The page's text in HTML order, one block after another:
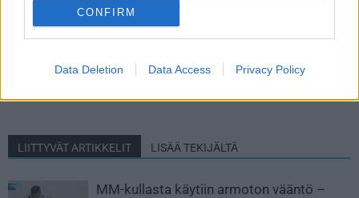
CONFIRM
Data Deletion Data Access Privacy Policy
Edellinen artikkeli
Ruotsi kasaa jäätävää nippua
liittyy Tre Kronoriin
Kanada sai kaksi kovaa NHL-
Adam Fantilli ja Kent Johnson
LIITTYVÄT ARTIKKELIT LISÄÄ TEKIJÄLTÄ
MM-kullasta käytiin armoton vääntö –